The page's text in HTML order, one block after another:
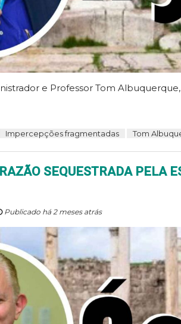
e Professor Tom
Impercepções fragmentadas Tom
SEQUESTRADA PELA
Publicado há 2 meses atrás